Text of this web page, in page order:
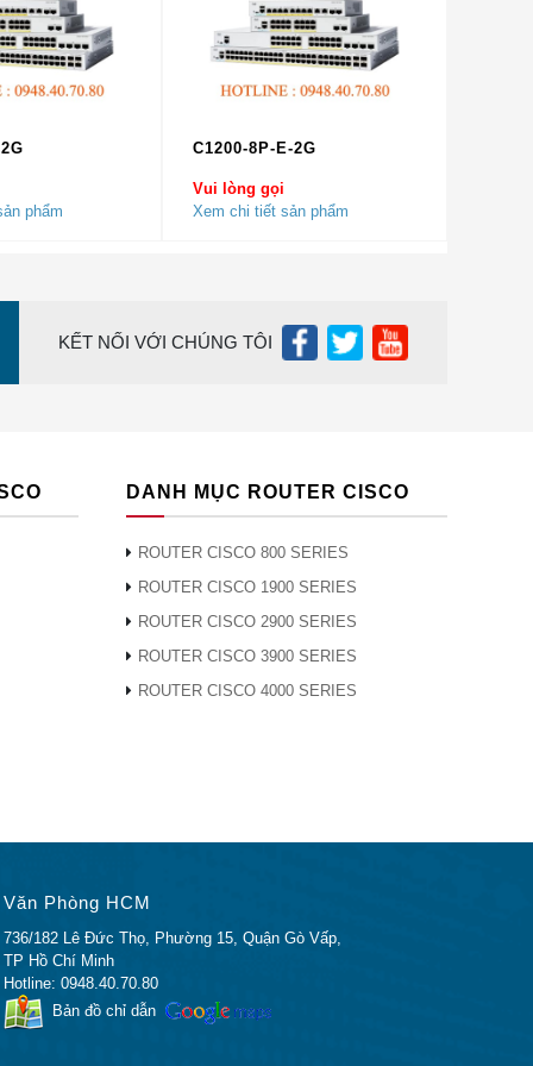
phẩm
C1200-8P-E-2G
Vui lòng gọi
Xem chi tiết sản phẩm
KẾT NỐI VỚI CHÚNG TÔI
DANH MỤC ROUTER CISCO
ROUTER CISCO 800 SERIES
ROUTER CISCO 1900 SERIES
ROUTER CISCO 2900 SERIES
ROUTER CISCO 3900 SERIES
ROUTER CISCO 4000 SERIES
Văn Phòng HCM
736/182 Lê Đức Thọ, Phường 15, Quận Gò Vấp,
TP Hồ Chí Minh
Hotline: 0948.40.70.80
Bản đồ chỉ dẫn